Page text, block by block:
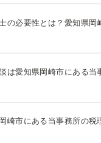
の必要性とは？愛知県岡
は愛知県岡崎市にある当
崎市にある当事務所の税